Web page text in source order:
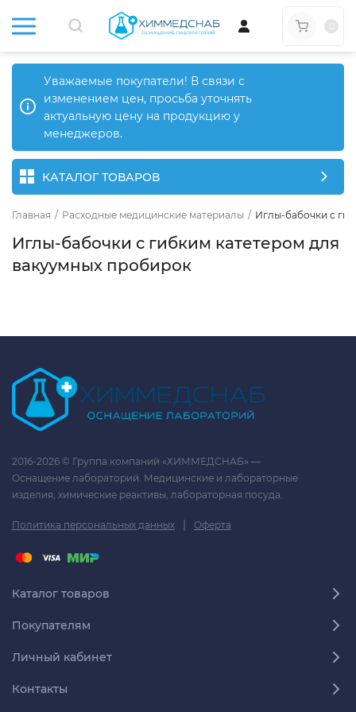
Уважаемые покупатели! В связи с
изменением цен, просьба уточнять
актуальную цену на продукцию у
менеджеров.
КАТАЛОГ ТОВАРОВ
Главная / Расходные медицинские материалы / Иглы-бабочки с
Иглы-бабочки с гибким катетером для
вакуумных пробирок
2016-2026 © Группа компаний «ХИММЕДСНАБ» —
Оснащение лабораторий. Медицинские и лабораторные
изделия, химические реактивы, лабораторная посуда.
Политика персональных данных | Оферта
Каталог товаров
Покупателям
Личный кабинет
Контакты